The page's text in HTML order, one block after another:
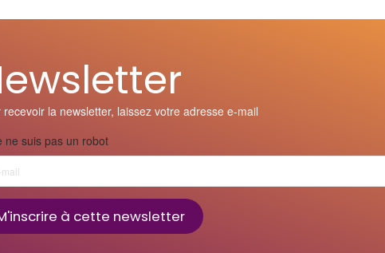
recevoir la newsletter, laissez votre adresse e-mail
ne suis pas un robot